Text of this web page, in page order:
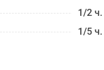
1/2 ч.
1/5 ч.